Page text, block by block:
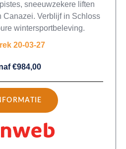
sneeuwzekere liften
Canazei. Verblijf in Schloss
wintersportbeleving.
20-03-27
€984,00